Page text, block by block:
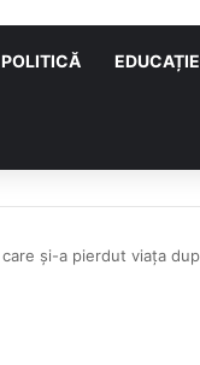
POLITICĂ EDUCAȚIE
și-a pierdut viața